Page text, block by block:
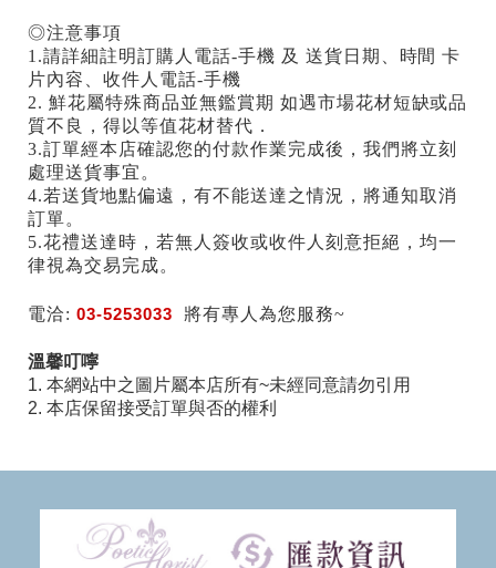
◎注意事項
1.請詳細註明訂購人電話-手機 及 送貨日期、時間 卡
片內容、收件人電話-手機
2. 鮮花屬特殊商品並無鑑賞期 如遇市場花材短缺或品
質不良，得以等值花材替代．
3.訂單經本店確認您的付款作業完成後，我們將立刻
處理送貨事宜。
4.若送貨地點偏遠，有不能送達之情況，將通知取消
訂單。
5.花禮送達時，若無人簽收或收件人刻意拒絕，均一
律視為交易完成。
電洽:03-5253033 將有專人為您服務~
溫馨叮嚀
1. 本網站中之圖片屬本店所有~未經同意請勿引用
2. 本店保留接受訂單與否的權利